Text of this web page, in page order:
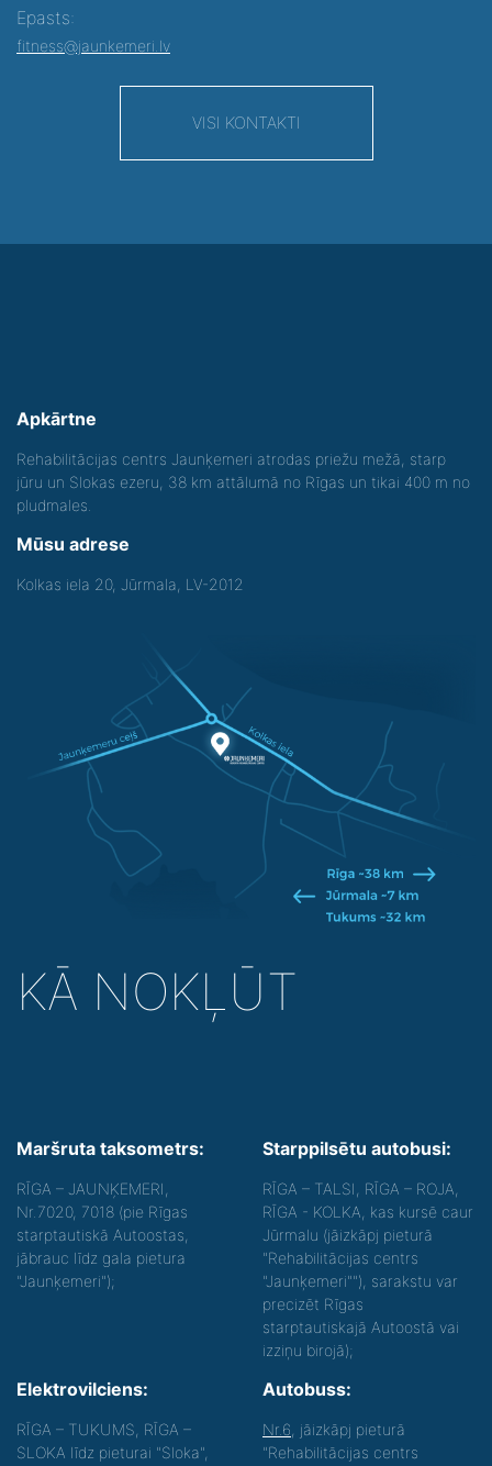
Epasts:
fitness@jaunkemeri.lv
VISI KONTAKTI
Apkārtne
Rehabilitācijas centrs Jaunķemeri atrodas priežu mežā, starp
jūru un Slokas ezeru, 38 km attālumā no Rīgas un tikai 400 m no
pludmales.
Mūsu adrese
Kolkas iela 20, Jūrmala, LV-2012
KĀ NOKĻŪT
Maršruta taksometrs:
RĪGA – JAUNĶEMERI,
Nr.7020, 7018 (pie Rīgas
starptautiskā Autoostas,
jābrauc līdz gala pietura
"Jaunķemeri");
Starppilsētu autobusi:
RĪGA – TALSI, RĪGA – ROJA,
RĪGA - KOLKA, kas kursē caur
Jūrmalu (jāizkāpj pieturā
"Rehabilitācijas centrs
"Jaunķemeri""), sarakstu var
precizēt Rīgas
starptautiskajā Autoostā vai
izziņu birojā);
Elektrovilciens:
RĪGA – TUKUMS, RĪGA –
SLOKA līdz pieturai "Sloka",
Autobuss:
Nr.6 , jāizkāpj pieturā
"Rehabilitācijas centrs